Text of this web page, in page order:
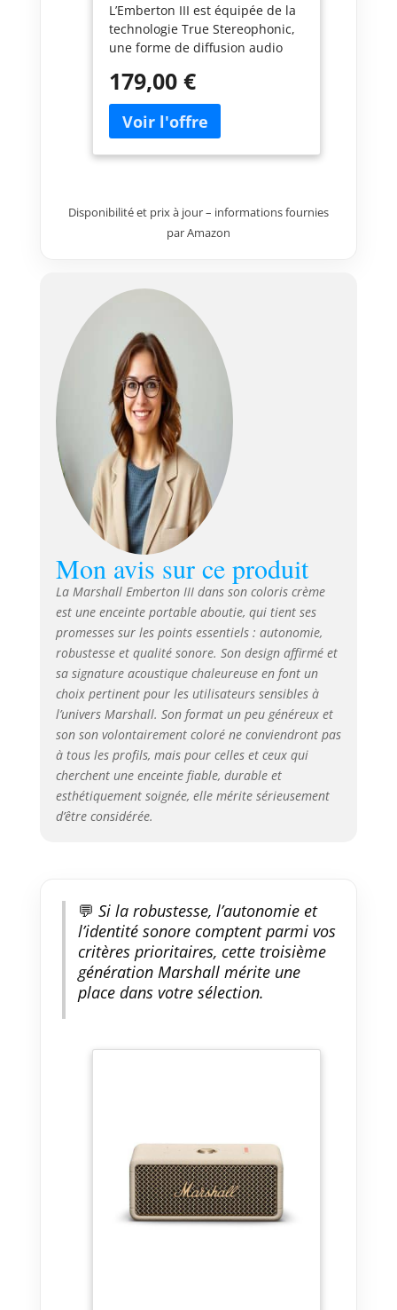
Résistant à la Poussière
et à l'eau, Plus de 32
Heures de Lecture,
Charge Rapide - Crème
L’Emberton III est équipée de la
technologie True Stereophonic,
une forme de diffusion audio
Marshall. Faites l’expérience
d’un son spatial et binaural de
qualité, un son qui vous entoure
et remplit n’importe quel espace
L’Emberton III offre plus de 32
musiques préférées, encore et
encore L’Emberton III de
se moque de la poussière et de
la pluie La musique est une
priorité, mais la vie n’est pas un
long fleuve tranquille. C’est
pourquoi l’Emberton III est
dotée d’un microphone intégré
pour parler librement et être
bien entendu
179,00 €
Disponibilité et prix à jour – informations fournies
par Amazon
Mon avis sur ce produit
La Marshall Emberton III dans son coloris crème
est une enceinte portable aboutie, qui tient ses
promesses sur les points essentiels : autonomie,
robustesse et qualité sonore. Son design affirmé et
sa signature acoustique chaleureuse en font un
choix pertinent pour les utilisateurs sensibles à
l’univers Marshall. Son format un peu généreux et
son son volontairement coloré ne conviendront pas
à tous les profils, mais pour celles et ceux qui
cherchent une enceinte fiable, durable et
esthétiquement soignée, elle mérite sérieusement
d’être considérée.
💬 Si la robustesse, l’autonomie et
l’identité sonore comptent parmi vos
critères prioritaires, cette troisième
génération Marshall mérite une
place dans votre sélection.